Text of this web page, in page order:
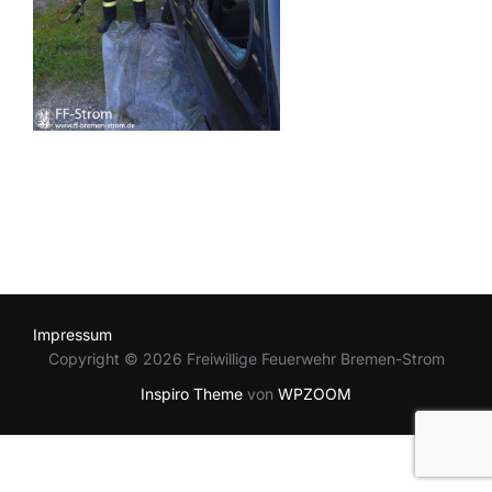
Impressum
Copyright © 2026 Freiwillige Feuerwehr Bremen-Strom
Inspiro Theme von WPZOOM